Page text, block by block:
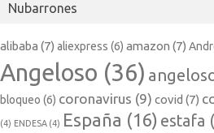
Nubarrones
alibaba (7) aliexpress (6) amazon (7)
Angeloso (36)
bloqueo (6) coronavirus (9) covid (7)
(4) ENDESA (4) España (16) estafa